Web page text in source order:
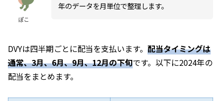
ぽこ
年のデータを月単位で整理します。
DVYは四半期ごとに配当を支払います。 配当タイミングは
通常、3月、6月、9月、12月の下旬です。以下に2024年の
配当をまとめます。